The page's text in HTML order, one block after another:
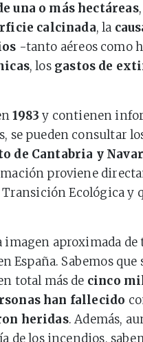
una o más hectáreas
calcinada, la
-tanto aéreos como
, los gastos de
1983 y contienen
se pueden consultar
de Cantabria y
proviene
Ecológica y
aproximada de
España. Sabemos
total más de cinco
han fallecido
heridas. Además,
de los incendios,